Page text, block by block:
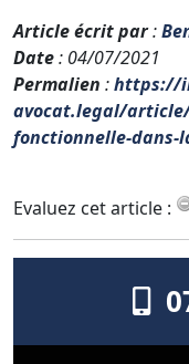
Article écrit par:
Date: 04/07/2021
Permalien :https://
avocat.legal/
fonctionnelle-dans-
Evaluez cet article :